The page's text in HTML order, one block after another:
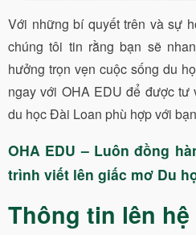
Với những bí quyết trên và sự
chúng tôi tin rằng bạn sẽ
hưởng trọn vẹn cuộc sống du
ngay với OHA EDU để được tư
du học Đài Loan phù hợp với
OHA EDU – Luôn đồng
trình viết lên giấc mơ Du
Thông tin lên hệ